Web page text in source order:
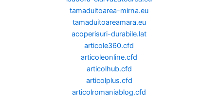
tamaduitoarea-mirna.eu
tamaduitoareamara.eu
acoperisuri-durabile.lat
articole360.cfd
articoleonline.cfd
articolhub.cfd
articolplus.cfd
articolromaniablog.cfd